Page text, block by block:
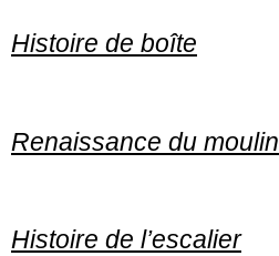
Histoire de boîte
Renaissance du moulin
Histoire de l’escalier